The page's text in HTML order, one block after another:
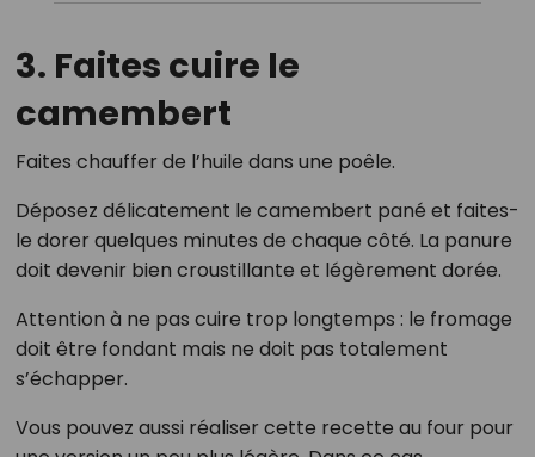
3. Faites cuire le
camembert
Faites chauffer de l’huile dans une poêle.
Déposez délicatement le camembert pané et faites-
le dorer quelques minutes de chaque côté. La panure
doit devenir bien croustillante et légèrement dorée.
Attention à ne pas cuire trop longtemps : le fromage
doit être fondant mais ne doit pas totalement
s’échapper.
Vous pouvez aussi réaliser cette recette au four pour